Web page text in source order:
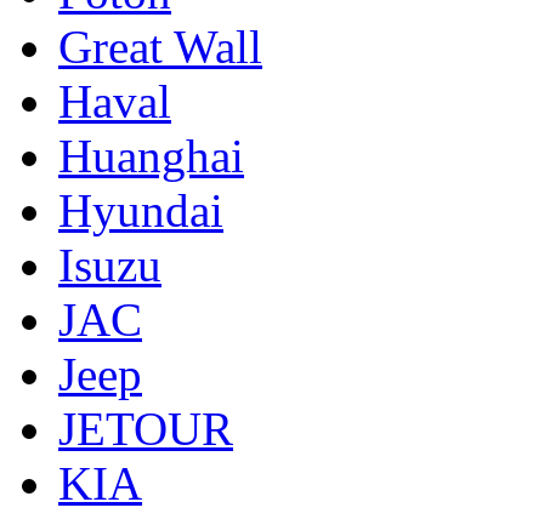
Great Wall
Haval
Huanghai
Hyundai
Isuzu
JAC
Jeep
JETOUR
KIA